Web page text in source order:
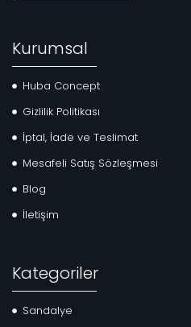
Kurumsal
Huba Concept
Gizlilik Politikası
İptal, İade ve Teslimat
Mesafeli Satış Sözleşmesi
Blog
İletişim
Kategoriler
Sandalye